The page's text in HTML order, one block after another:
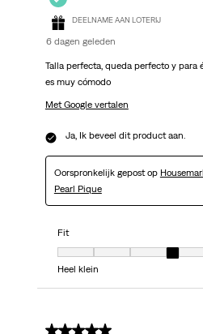
DEELNAME AAN LOTERIJ
6 dagen geleden
Talla perfecta, queda perfecto y para
es muy cómodo
Met Google vertalen
Ja, Ik beveel dit product aan.
Oorspronkelijk gepost op
Pearl Pique
Fit
Fit, 4 van 7, waarbij 1 gelijk is aan
Heel klein
5 van 5 sterren.